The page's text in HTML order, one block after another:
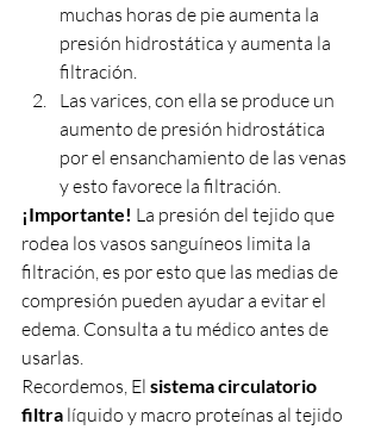
muchas horas de pie aumenta la
presión hidrostática y aumenta la
filtración.
Las varices, con ella se produce un
aumento de presión hidrostática
por el ensanchamiento de las venas
y esto favorece la filtración.
¡Importante! La presión del tejido que
rodea los vasos sanguíneos limita la
filtración, es por esto que las medias de
compresión pueden ayudar a evitar el
edema. Consulta a tu médico antes de
usarlas.
Recordemos, El sistema circulatorio
filtra líquido y macro proteínas al tejido